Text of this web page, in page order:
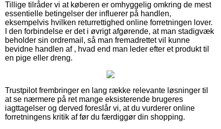
Tillige tilråder vi at køberen er omhyggelig omkring de mest
essentielle betingelser der influerer på handlen,
eksempelvis hvilken returrettighed online forretningen lover.
I den forbindelse er det i øvrigt afgørende, at man stadigvæk
beholder sin ordremail, så man fremadrettet vil kunne
bevidne handlen af , hvad end man leder efter et produkt til
en pige eller dreng.
Trustpilot frembringer en lang række relevante løsninger til
at se nærmere på ret mange eksisterende brugeres
iagttagelser og derved foreslår vi, at du vurderer online
forretningens kritik af før du færdiggør din shopping.